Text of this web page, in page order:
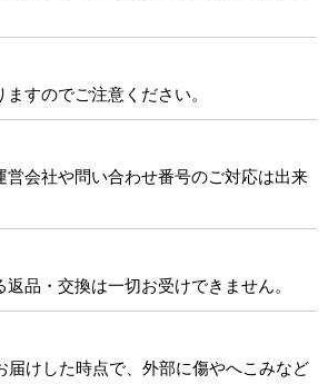
すのでご注意ください。
営会社や問い合わせ番号のご対応は出来
品・交換は一切お受けできません。
届けした時点で、外部に傷やへこみなど